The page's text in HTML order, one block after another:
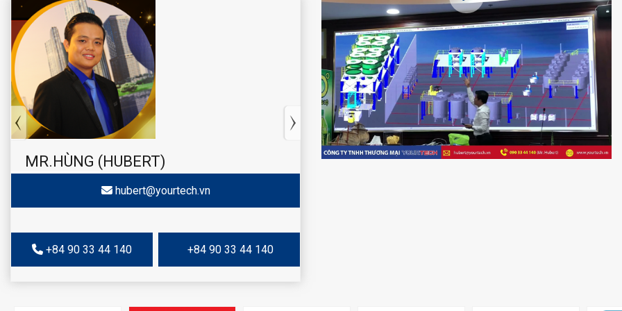
MR.HÙNG (HUBERT)
hubert@yourtech.vn
+84 90 33 44 140 +84 90 33 44 140
MS. TÚ (JENNY)